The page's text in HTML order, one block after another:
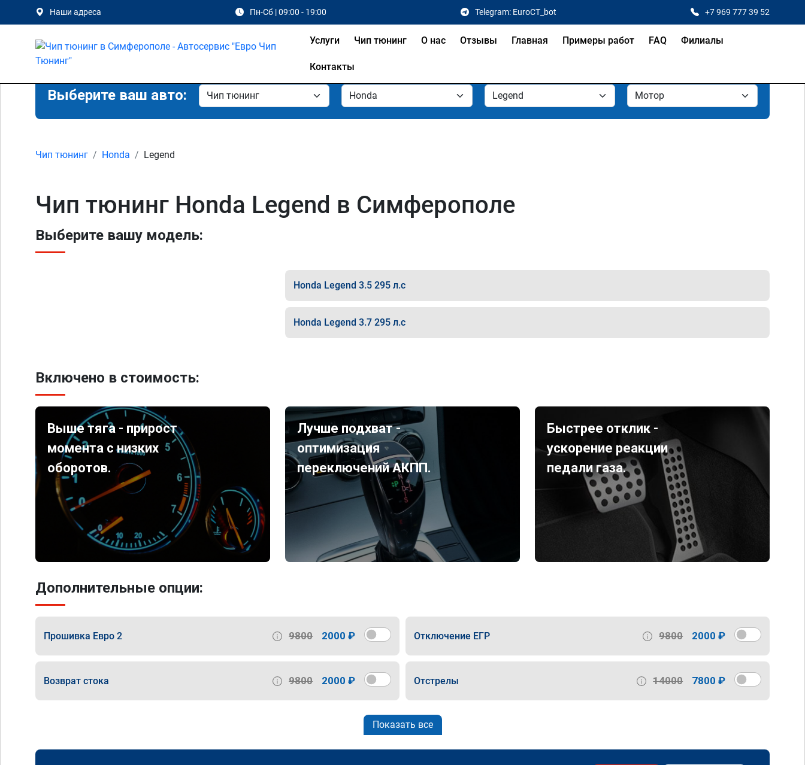
Наши адреса Пн-Сб | 09:00 - 19:00 Telegram: EuroCT_bot +7 969 777 39 52
Услуги Чип тюнинг О нас Отзывы Главная Примеры работ FAQ Филиалы
Контакты
Выберите ваш авто:
Чип тюнинг Honda Legend
Чип тюнинг Honda Legend в Симферополе
Выберите вашу модель:
Honda Legend 3.5 295 л.с
Honda Legend 3.7 295 л.с
Включено в стоимость:
Выше тяга - прирост
момента с низких
оборотов.
Лучше подхват -
оптимизация
переключений АКПП.
Быстрее отклик -
ускорение реакции
педали газа.
Дополнительные опции:
Прошивка Евро 2 9800 2000 ₽ Отключение ЕГР 9800 2000 ₽
Возврат стока 9800 2000 ₽ Отстрелы 14000 7800 ₽
Показать все